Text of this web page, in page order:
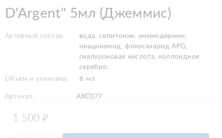
D'Argent" 5мл (Джеммис)
Активный состав:
вода, сепитоник, аминодермин,
ниацинамид, фикосахарид APG,
гиалуроновая кислота, коллоидное
серебро.
Объем и упаковка:
6 мл
Артикул: AKC077
1 500₽